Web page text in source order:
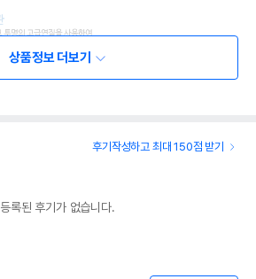
상품정보 더보기
후기작성하고 최대 150점 받기
등록된 후기가 없습니다.